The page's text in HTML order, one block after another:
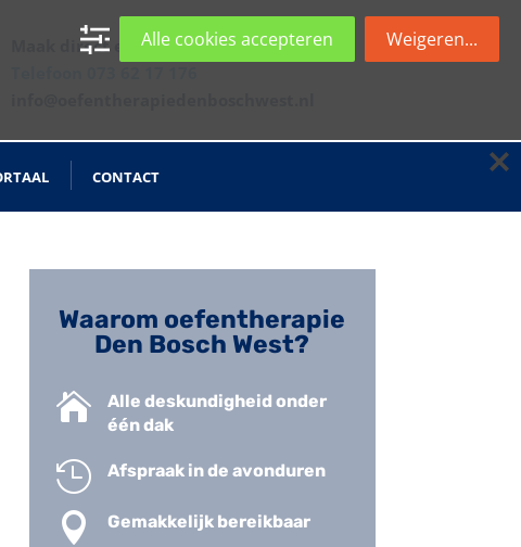
Maak direct een afspraak:
CONTACT
Waarom oefentherapie
Den Bosch West?

Alle deskundigheid onder
één dak
 Afspraak in de avonduren
 Gemakkelijk bereikbaar
Alle cookies accepteren Weigeren...